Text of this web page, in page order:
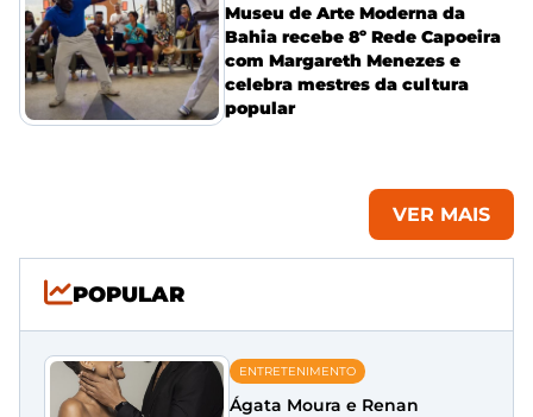
Museu de Arte Moderna da
Bahia recebe 8º Rede Capoeira
com Margareth Menezes e
celebra mestres da cultura
popular
VER MAIS
POPULAR
ENTRETENIMENTO
Ágata Moura e Renan